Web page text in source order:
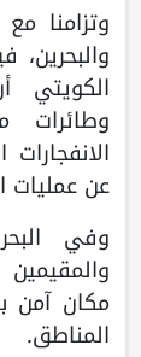
وتزامنا
والبحرين،
الكويتي
عن عمليات
وفي
مكان آمن
المناطق.